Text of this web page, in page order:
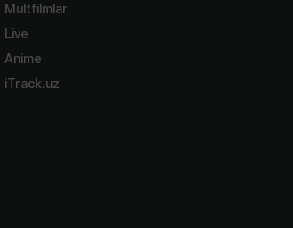
Multfilmlar
Live
Anime
iTrack.uz